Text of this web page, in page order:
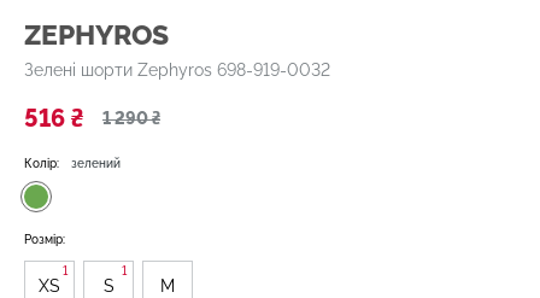
ZEPHYROS
Зелені шорти Zephyros 698-919-0032
516 ₴ 1 290 ₴
Колір: зелений
Розмір:
XS
1
S
1
M